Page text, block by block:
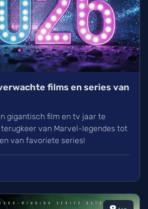
films en series van
gigantisch film en tv jaar te
van Marvel-legendes tot
van favoriete series!